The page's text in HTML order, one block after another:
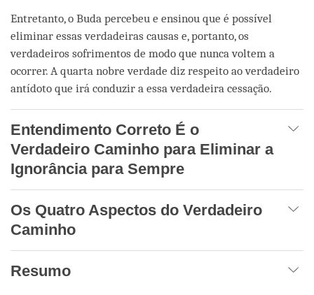
Entretanto, o Buda percebeu e ensinou que é possível
eliminar essas verdadeiras causas e, portanto, os
verdadeiros sofrimentos de modo que nunca voltem a
ocorrer. A quarta nobre verdade diz respeito ao verdadeiro
antídoto que irá conduzir a essa verdadeira cessação.
Entendimento Correto É o
Verdadeiro Caminho para Eliminar a
Ignorância para Sempre
Os Quatro Aspectos do Verdadeiro
Caminho
Resumo